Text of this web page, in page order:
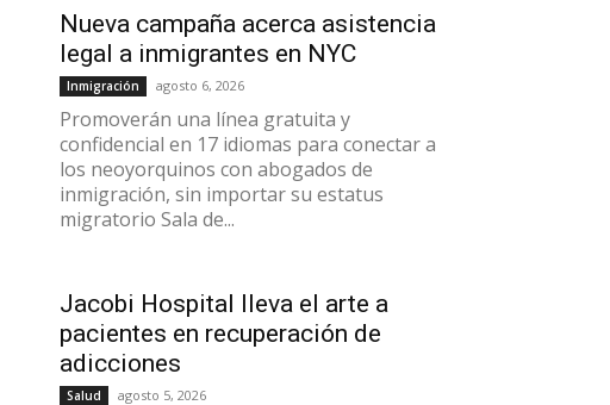
Nueva campaña acerca asistencia
legal a inmigrantes en NYC
Inmigración agosto 6, 2026
Promoverán una línea gratuita y
confidencial en 17 idiomas para conectar a
los neoyorquinos con abogados de
inmigración, sin importar su estatus
migratorio Sala de...
Jacobi Hospital lleva el arte a
pacientes en recuperación de
adicciones
Salud agosto 5, 2026